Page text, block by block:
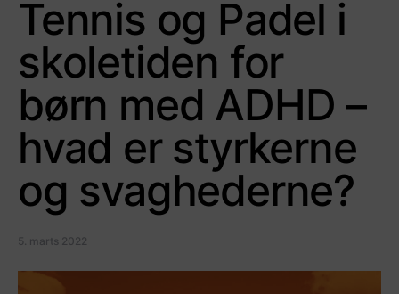
Tennis og Padel i
skoletiden for
børn med ADHD –
hvad er styrkerne
og svaghederne?
5. marts 2022